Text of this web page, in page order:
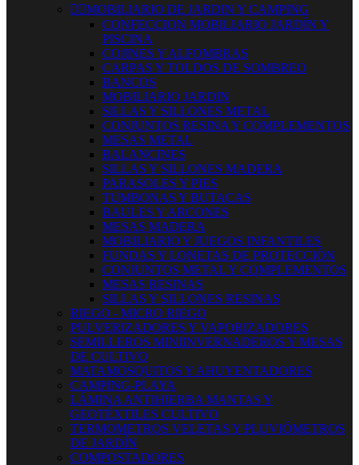
 MOBILIARIO DE JARDIN Y CAMPING
CONFECCION MOBILIARIO JARDÍN Y
PISCINA
COJINES Y ALFOMBRAS
CARPAS Y TOLDOS DE SOMBREO
BANCOS
MOBILIARIO JARDIN
SILLAS Y SILLONES METAL
CONJUNTOS RESINA Y COMPLEMENTOS
MESAS METAL
BALANCINES
SILLAS Y SILLONES MADERA
PARASOLES Y PIES
TUMBONAS Y BUTACAS
BAULES Y ARCONES
MESAS MADERA
MOBILIARIO Y JUEGOS INFANTILES
FUNDAS Y LONETAS DE PROTECCIÓN
CONJUNTOS METAL Y COMPLEMENTOS
MESAS RESINAS
SILLAS Y SILLONES RESINAS
RIEGO - MICRO RIEGO
PULVERIZADORES Y VAPORIZADORES
SEMILLEROS MINIINVERNADEROS Y MESAS
DE CULTIVO
MATAMOSQUITOS Y AHUYENTADORES
CAMPING-PLAYA
LÁMINA ANTIHIERBA MANTAS Y
GEOTÉXTILES CULTIVO
TERMOMETROS VELETAS Y PLUVIÓMETROS
DE JARDÍN
COMPOSTADORES